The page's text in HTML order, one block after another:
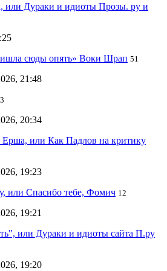
или Дураки и идиоты Прозы. ру и
сюды опять» Воки Шрап 51
21:48
3
20:34
Ерша, или Как Падлов на критику
19:23
или Спасибо тебе, Фомич 12
19:21
или Дураки и идиоты сайта П.ру
19:20